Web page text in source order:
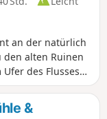
an der natürlich
alten Ruinen
des Flusses
&